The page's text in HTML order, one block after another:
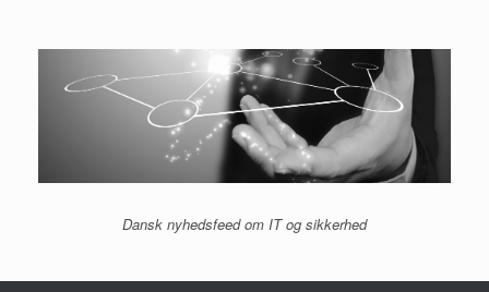
indhold
Dansk nyhedsfeed om IT og sikkerhed